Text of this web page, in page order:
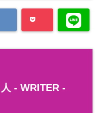
- WRITER -